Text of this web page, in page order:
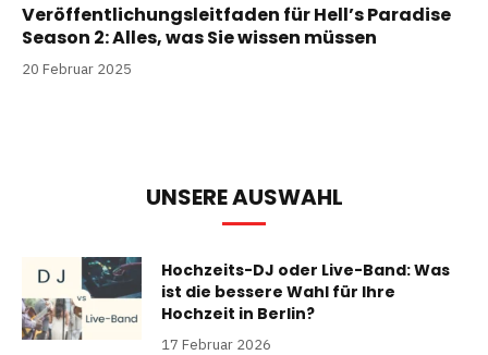
Veröffentlichungsleitfaden für Hell’s Paradise
Season 2: Alles, was Sie wissen müssen
20 Februar 2025
UNSERE AUSWAHL
Hochzeits-DJ oder Live-Band: Was
ist die bessere Wahl für Ihre
Hochzeit in Berlin?
17 Februar 2026